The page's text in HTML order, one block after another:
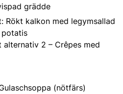
grädde
Rökt kalkon med legymsallad
alternativ 2 – Crêpes med
(nötfärs)